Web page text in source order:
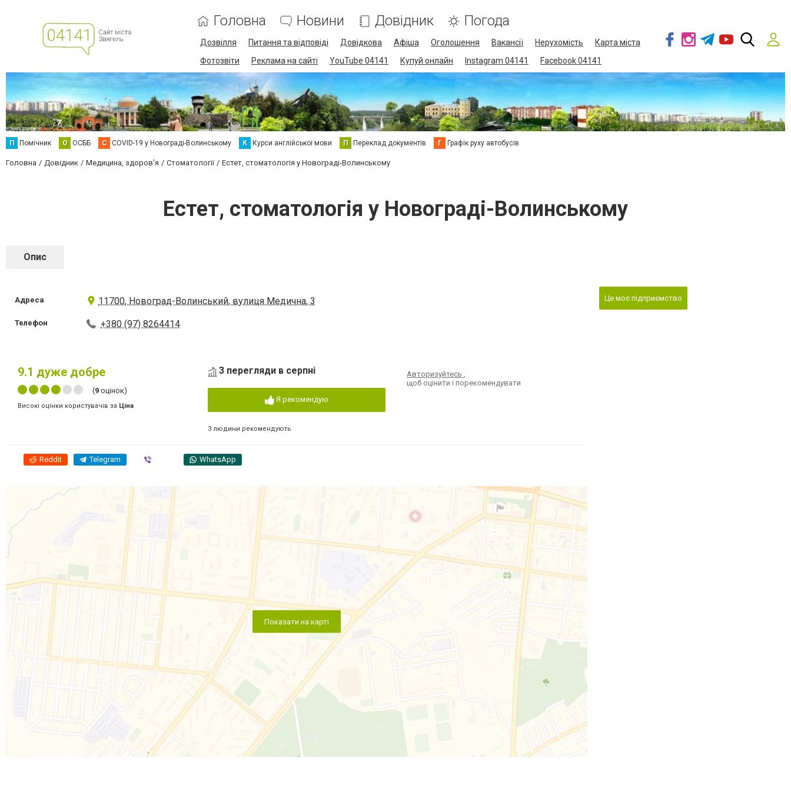
Головна Новини Довідник Погода
Дозвілля Питання та відповіді Довідкова Афіша Оголошення Вакансії Нерухомість
Карта міста
Фотозвіти
Реклама на сайті YouTube 04141 Купуй онлайн Instagram 04141 Facebook 04141
П Помічник О ОСББ C COVID-19 у Новограді-Волинському К Курси англійської мови П Переклад документів Г Графік руху автобусів
Головна Довідник Медицина, здоров'я Стоматології Естет, стоматологія у Новограді-Волинському
Естет, стоматологія у Новограді-Волинському
Опис
Адреса 11700, Новоград-Волинський, вулиця Медична, 3
Телефон +380 (97) 8264414
9.1 дуже добре
(9 оцінок)
Високі оцінки користувачів за Ціна
3 перегляди в серпні
Я рекомендую
3 людини рекомендують
Авторизуйтесь,
щоб оцінити і порекомендувати
Reddit Telegram WhatsApp
Показати на карті
Це моє підприємство